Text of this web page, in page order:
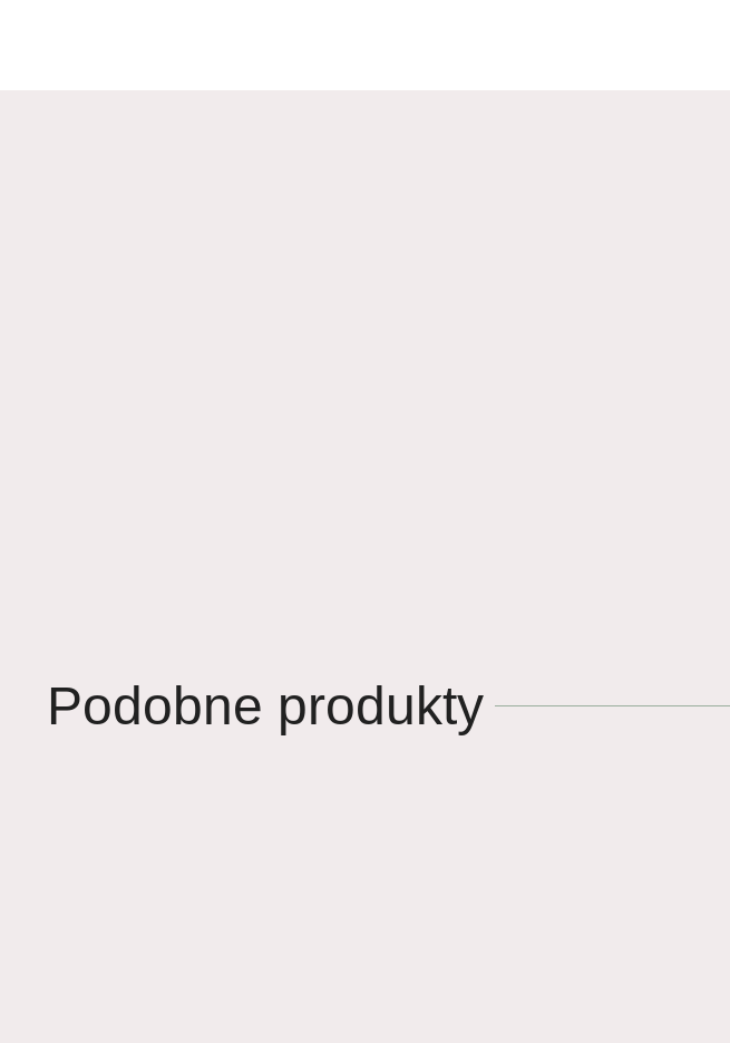
Podobne produkty